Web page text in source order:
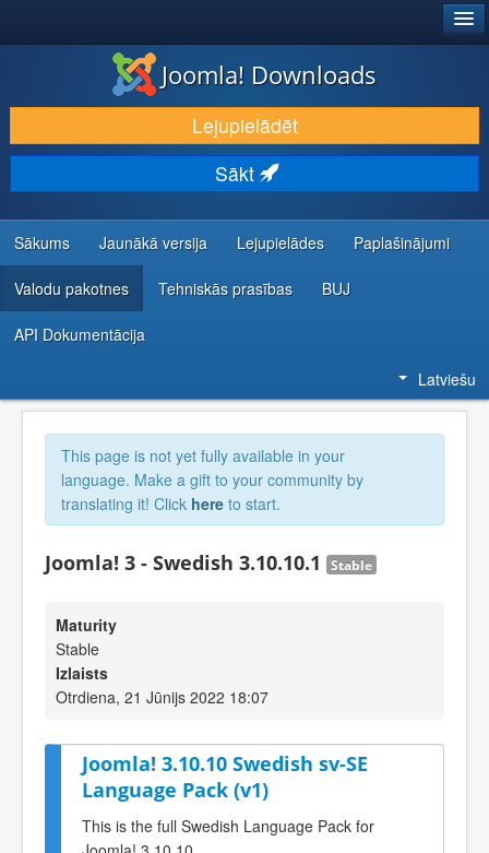
LEJUPIELĀDĒT UN PAPLAŠINĀT
ATKLĀJ UN IEMĀCIES
KOPIENA UN ATBALSTS
IZSTRĀDĀTĀJU RESURSI
Joomla! Downloads
Lejupielādēt
Sākt
Sākums Jaunākā versija Lejupielādes Paplašinājumi
Valodu pakotnes Tehniskās prasības BUJ
API Dokumentācija
Latviešu
This page is not yet fully available in your
language. Make a gift to your community by
translating it! Click here to start.
Joomla! 3 - Swedish 3.10.10.1 Stable
Maturity
Stable
Izlaists
Otrdiena, 21 Jūnijs 2022 18:07
Joomla! 3.10.10 Swedish sv-SE
Language Pack (v1)
This is the full Swedish Language Pack for